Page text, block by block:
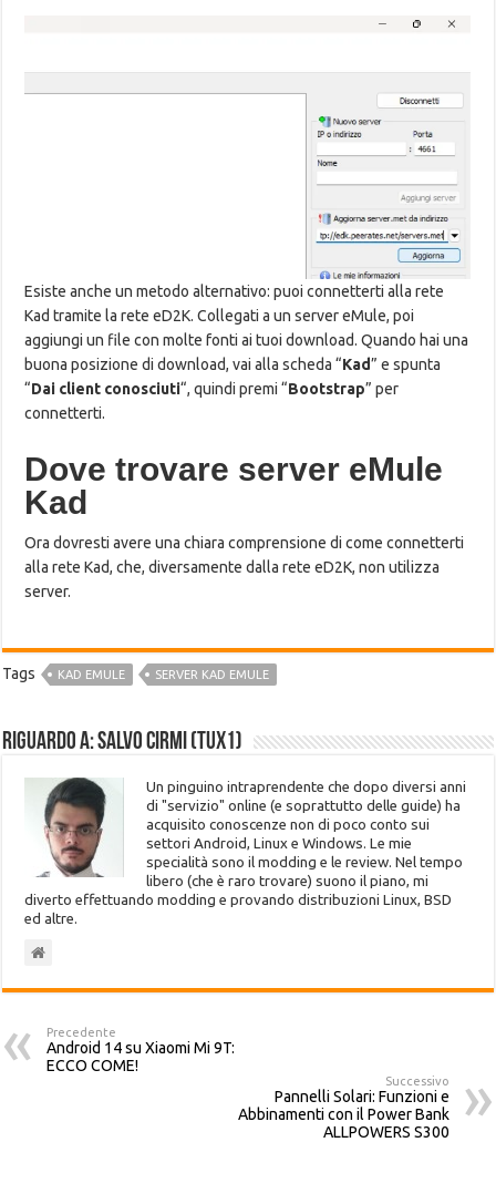
Esiste anche un metodo alternativo: puoi connetterti alla rete
Kad tramite la rete eD2K. Collegati a un server eMule, poi
aggiungi un file con molte fonti ai tuoi download. Quando hai una
buona posizione di download, vai alla scheda “Kad” e spunta
“Dai client conosciuti“, quindi premi “Bootstrap” per
connetterti.
Dove trovare server eMule
Kad
Ora dovresti avere una chiara comprensione di come connetterti
alla rete Kad, che, diversamente dalla rete eD2K, non utilizza
server.
Tags KAD EMULE SERVER KAD EMULE
Riguardo a: Salvo Cirmi (Tux1)
Un pinguino intraprendente che dopo diversi anni
di "servizio" online (e soprattutto delle guide) ha
acquisito conoscenze non di poco conto sui
settori Android, Linux e Windows. Le mie
specialità sono il modding e le review. Nel tempo
libero (che è raro trovare) suono il piano, mi
diverto effettuando modding e provando distribuzioni Linux, BSD
ed altre.
Precedente
Android 14 su Xiaomi Mi 9T:
ECCO COME!
Successivo
Pannelli Solari: Funzioni e
Abbinamenti con il Power Bank
ALLPOWERS S300